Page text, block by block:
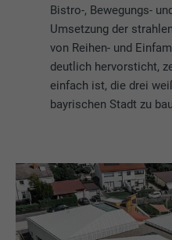
Bistro-, Bewegungs-
Umsetzung der
von Reihen- und
deutlich hervorsticht,
einfach ist, die drei
bayrischen Stadt zu